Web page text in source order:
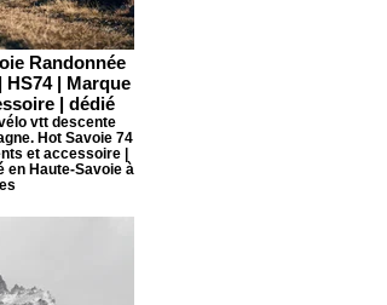
Randonnée
HS74 | Marque
| dédié
vtt descente
Hot Savoie 74
et accessoire |
en Haute-Savoie à